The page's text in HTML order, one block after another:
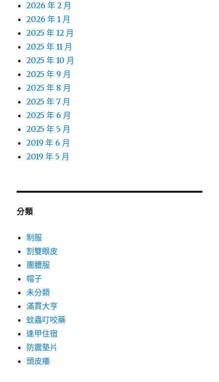
2026 年 2 月
2026 年 1 月
2025 年 12 月
2025 年 11 月
2025 年 10 月
2025 年 9 月
2025 年 8 月
2025 年 7 月
2025 年 6 月
2025 年 5 月
2019 年 6 月
2019 年 5 月
分類
制服
割雙眼皮
團體服
帽子
未分類
滿貫大亨
蚊蟲叮咬藥
逢甲住宿
防震墊片
頭皮癢